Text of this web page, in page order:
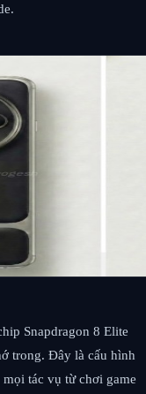
Snapdragon 8 Elite
trong. Đây là cấu hình
tác vụ từ chơi game